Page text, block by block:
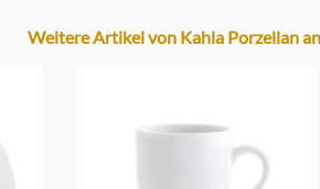
Weitere Artikel von Kahla Porzellan